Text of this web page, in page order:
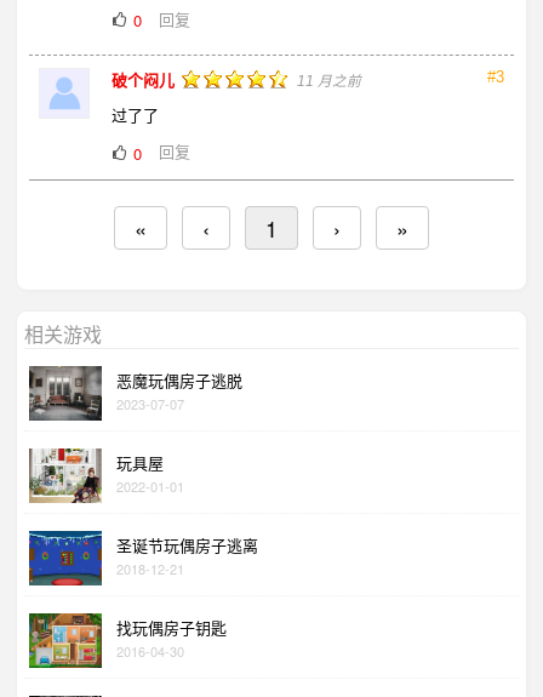
0
回复
#3
破个闷儿 11 月之前
过了了
0
回复
« ‹ 1 › »
相关游戏
恶魔玩偶房子逃脱
2023-07-07
玩具屋
2022-01-01
圣诞节玩偶房子逃离
2018-12-21
找玩偶房子钥匙
2016-04-30